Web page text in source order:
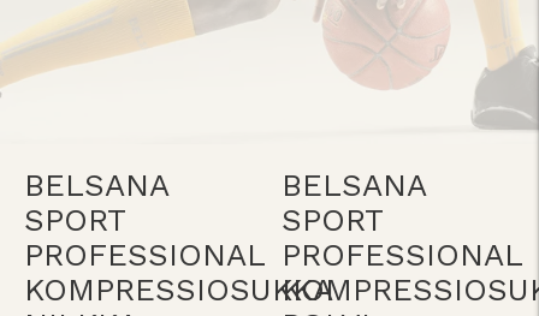
BELSANA
SPORT
PROFESSIONAL
KOMPRESSIOSUKKA
BELSANA
SPORT
PROFESSIONAL